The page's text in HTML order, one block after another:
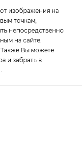
изображения на
точкам,
непосредственно
на сайте.
Также Вы можете
и забрать в